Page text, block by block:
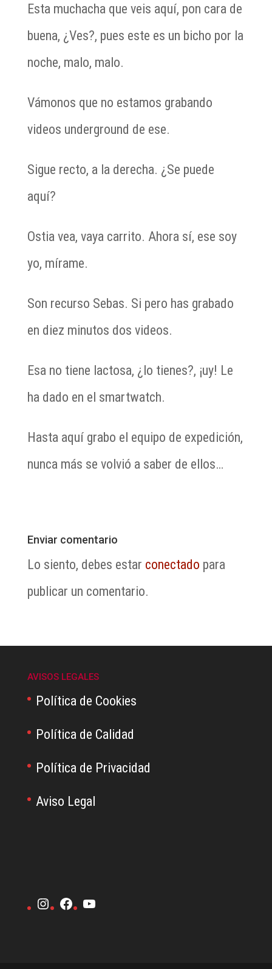
Esta muchacha que veis aquí, pon cara de
buena, ¿Ves?, pues este es un bicho por la
noche, malo, malo.
Vámonos que no estamos grabando
videos underground de ese.
Sigue recto, a la derecha. ¿Se puede
aquí?
Ostia vea, vaya carrito. Ahora sí, ese soy
yo, mírame.
Son recurso Sebas. Si pero has grabado
en diez minutos dos videos.
Esa no tiene lactosa, ¿lo tienes?, ¡uy! Le
ha dado en el smartwatch.
Hasta aquí grabo el equipo de expedición,
nunca más se volvió a saber de ellos…
Enviar comentario
Lo siento, debes estar conectado para
publicar un comentario.
AVISOS LEGALES
Política de Cookies
Política de Calidad
Política de Privacidad
Aviso Legal
Instagram
Facebook
YouTube